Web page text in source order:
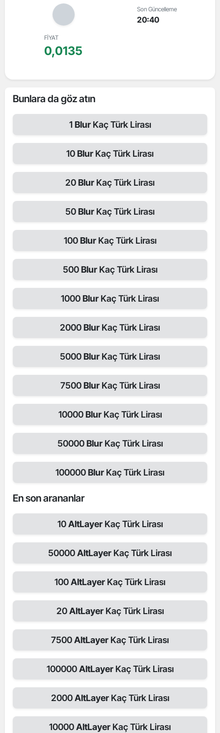
Son Güncelleme
20:40
FİYAT
0,0135
Bunlara da göz atın
1 Blur Kaç Türk Lirası
10Blur Kaç Türk Lirası
20Blur Kaç Türk Lirası
50Blur Kaç Türk Lirası
100Blur Kaç Türk Lirası
500Blur Kaç Türk Lirası
1000Blur Kaç Türk Lirası
2000Blur Kaç Türk Lirası
5000Blur Kaç Türk Lirası
7500Blur Kaç Türk Lirası
10000Blur Kaç Türk Lirası
50000Blur Kaç Türk Lirası
100000Blur Kaç Türk Lirası
En son arananlar
10AltLayer Kaç Türk Lirası
50000AltLayer Kaç Türk Lirası
100AltLayer Kaç Türk Lirası
20AltLayer Kaç Türk Lirası
7500AltLayer Kaç Türk Lirası
100000AltLayer Kaç Türk Lirası
2000AltLayer Kaç Türk Lirası
10000AltLayer Kaç Türk Lirası